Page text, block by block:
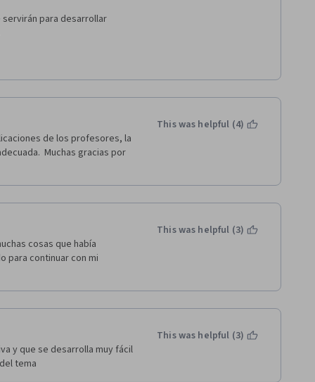
para desarrollar
de los profesores, la
Muchas gracias por
This was helpful (4)
cosas que había
para continuar con mi
This was helpful (3)
y que se desarrolla muy fácil
tema
This was helpful (3)